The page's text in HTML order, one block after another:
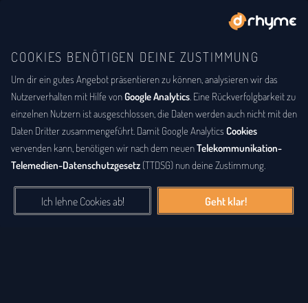
COOKIES BENÖTIGEN DEINE ZUSTIMMUNG
Um dir ein gutes Angebot präsentieren zu können, analysieren wir das
Nutzerverhalten mit Hilfe vonGoogle Analytics. Eine Rückverfolgbarkeit zu
einzelnen Nutzern ist ausgeschlossen, die Daten werden auch nicht mit den
Daten Dritter zusammengeführt. Damit Google Analytics Cookies
vervenden kann, benötigen wir nach dem neuenTelekommunikation-
Telemedien-Datenschutzgesetz (TTDSG) nun deine Zustimmung.
Ich lehne Cookies ab! Geht klar!
BUCHSTABENTAUSCH ANAGRAMM
Anagramm-Lexikon
DasAnagrammlexikonbietet eine alphabetische Auflistung aller
Wörter, zu denen Anagramme existieren. EinAnagrammist eine
Buchstabenfolge, die durch Vertauschung der Buchstaben einer
Wörter und auch ganze Sätze sein. Bei diesem Lexikon hingegen
geht es einzig um real existierende, einzelne Wörter, die durch